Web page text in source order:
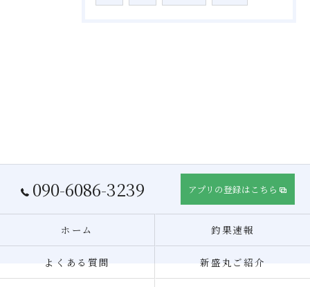
090-6086-3239 アプリの登録はこちら
ホーム 釣果速報
よくある質問 新盛丸ご紹介